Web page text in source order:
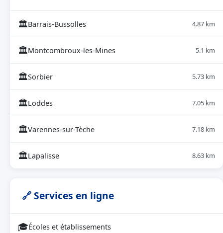
🏛Barrais-Bussolles 4.87 km
🏛Montcombroux-les-Mines 5.1 km
🏛Sorbier 5.73 km
🏛Loddes 7.05 km
🏛Varennes-sur-Tèche 7.18 km
🏛Lapalisse 8.63 km
🔗 Services en ligne
🎓Écoles et établissements